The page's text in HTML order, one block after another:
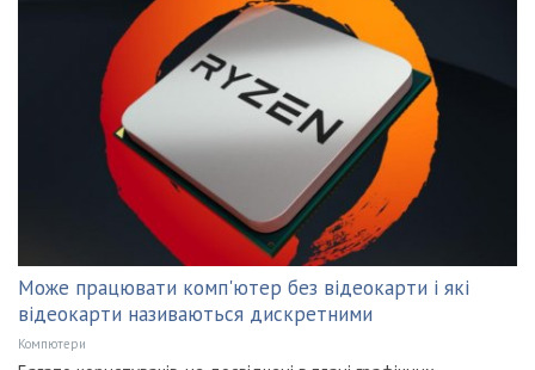
Може працювати комп'ютер без відеокарти і які
відеокарти називаються дискретними
Компютери